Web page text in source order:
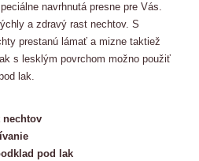
navrhnutá presne pre Vás.
a zdravý rast nechtov. S
prestanú lámať a mizne taktiež
s lesklým povrchom možno použiť
lak.
nechtov
pod lak